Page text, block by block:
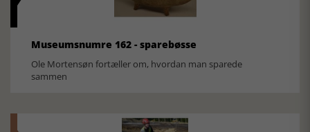
Museumsnumre 162 - sparebøsse
Ole Mortensøn fortæller om, hvordan man sparede
sammen